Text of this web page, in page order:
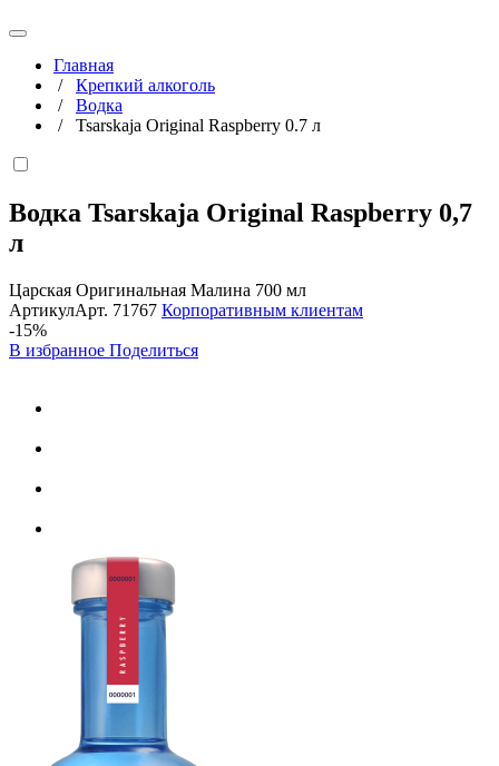
Главная
/ Крепкий алкоголь
/ Водка
/ Tsarskaja Original Raspberry 0.7 л
Водка Tsarskaja Original Raspberry 0,7
л
Царская Оригинальная Малина 700 мл
АртикулАрт. 71767 Корпоративным клиентам
-15%
В избранное Поделиться